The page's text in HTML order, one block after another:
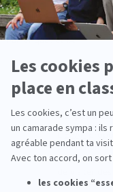
> Qualités clés : analyse,
compréhension des
numériques et IA.
Le plus
EFAP
cours
politique